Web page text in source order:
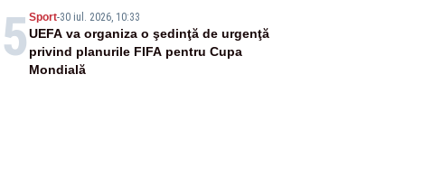
5 Sport-30 iul. 2026, 10:33
UEFA va organiza o şedinţă de urgenţă
privind planurile FIFA pentru Cupa
Mondială